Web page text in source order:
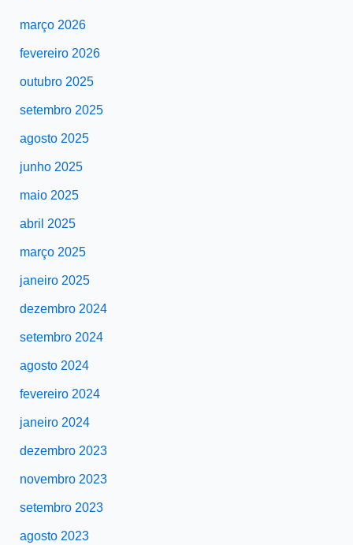
março 2026
fevereiro 2026
outubro 2025
setembro 2025
agosto 2025
junho 2025
maio 2025
abril 2025
março 2025
janeiro 2025
dezembro 2024
setembro 2024
agosto 2024
fevereiro 2024
janeiro 2024
dezembro 2023
novembro 2023
setembro 2023
agosto 2023